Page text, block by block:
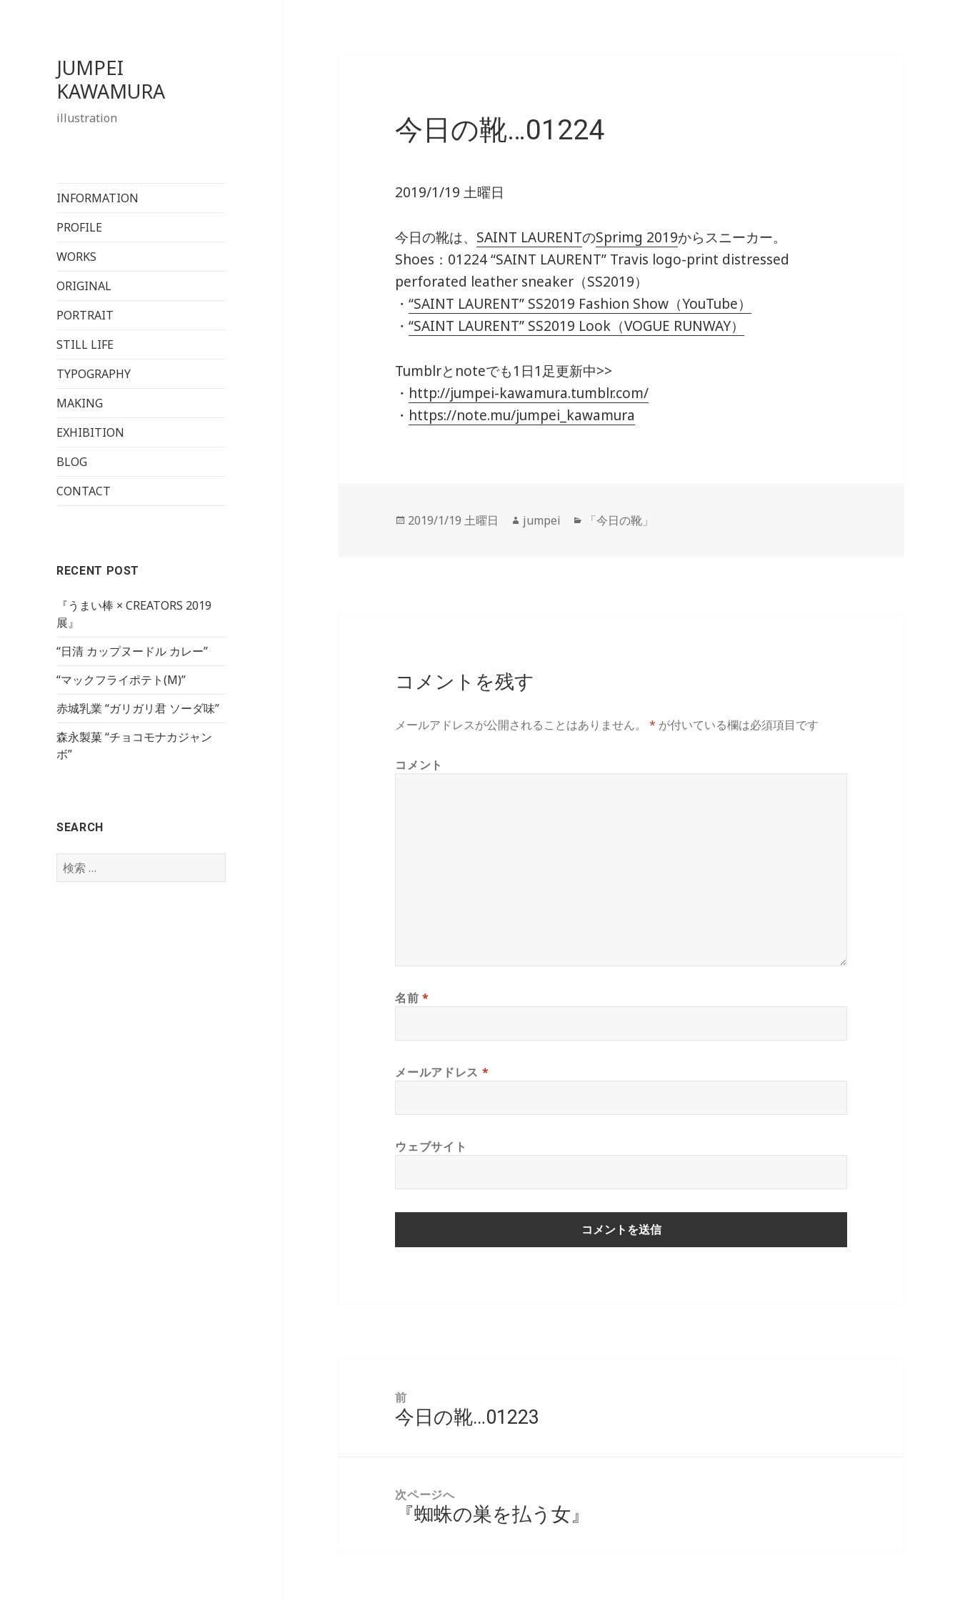
JUMPEI
KAWAMURA
illustration
INFORMATION
PROFILE
WORKS
ORIGINAL
PORTRAIT
STILL LIFE
TYPOGRAPHY
MAKING
EXHIBITION
BLOG
CONTACT
RECENT POST
『うまい棒 × CREATORS 2019
展』
“日清 カップヌードル カレー”
“マックフライポテト(M)”
赤城乳業 “ガリガリ君 ソーダ味”
森永製菓 “チョコモナカジャン
ボ”
SEARCH
検
索
今日の靴…01224
2019/1/19 土曜日
今日の靴は、 SAINT LAURENTのSprimg 2019からスニーカー。
Shoes：01224 “SAINT LAURENT” Travis logo-print distressed
perforated leather sneaker（SS2019）
・“SAINT LAURENT” SS2019 Fashion Show（YouTube）
・“SAINT LAURENT” SS2019 Look（VOGUE RUNWAY）
Tumblrとnoteでも1日1足更新中>>
・ http://jumpei-kawamura.tumblr.com/
・ https://note.mu/jumpei_kawamura
投
2019/1/19 土曜日
作
jumpei
カ
「今日の靴」
コメントを残す
メールアドレスが公開されることはありません。 * が付いている欄は必須項目です
コメント
名前*
メールアドレス *
ウェブサイト
前
前
今日の靴…01223
次ページへ
次『蜘蛛の巣を払う女』